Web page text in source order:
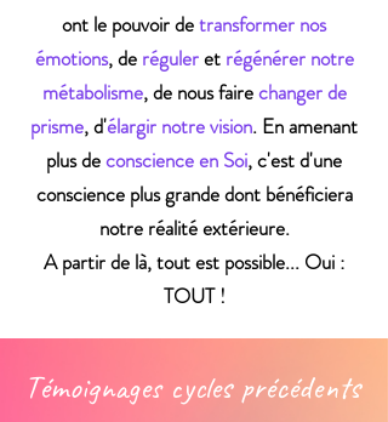
ont le pouvoir detransformer nos
émotions, de réguleret régénérer notre
métabolisme, de nous fairechanger de
prisme, d'élargir notre vision. En amenant
plus deconscience en Soi, c'est d'une
conscience plus grande dont bénéficiera
notre réalité extérieure.
A partir de là, tout est possible... Oui :
TOUT !
Témoignages cycles précédents